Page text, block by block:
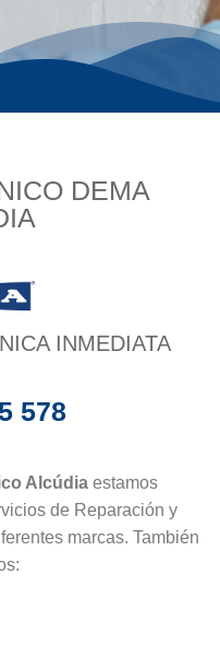
DEMA
INMEDIATA
578
Alcúdia estamos
de Reparación y
marcas. También